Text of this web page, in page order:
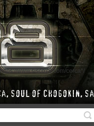
www.sisco78.com/cerca*/